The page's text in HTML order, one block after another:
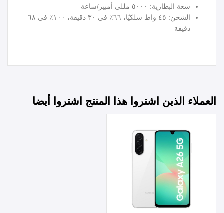
سعة البطارية: ٥٠٠٠ مللي أمبير/ساعة
الشحن: ٤٥ واط سلكيًا، ٦٦٪ في ٣٠ دقيقة، ١٠٠٪ في ٦٨
دقيقة
العملاء الذين اشتروا هذا المنتج اشتروا أيضا